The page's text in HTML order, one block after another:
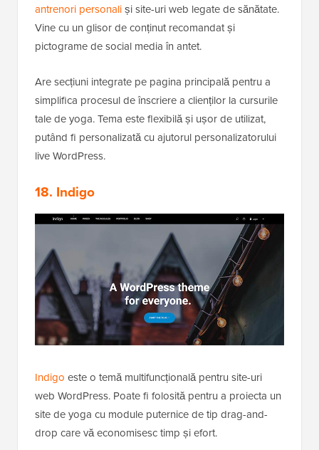
antrenori personaliși site-uri web legate de sănătate.
Vine cu un glisor de conținut recomandat și
pictograme de social media în antet.
Are secțiuni integrate pe pagina principală pentru a
simplifica procesul de înscriere a clienților la cursurile
tale de yoga. Tema este flexibilă și ușor de utilizat,
putând fi personalizată cu ajutorul personalizatorului
live WordPress.
18. Indigo
Indigo este o temă multifuncțională pentru site-uri
web WordPress. Poate fi folosită pentru a proiecta un
site de yoga cu module puternice de tip drag-and-
drop care vă economisesc timp și efort.